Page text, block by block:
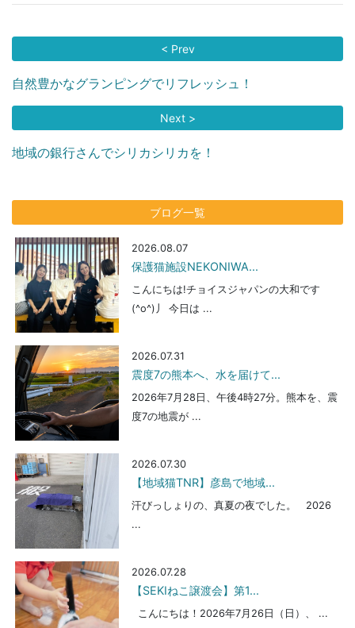
< Prev
自然豊かなグランピングでリフレッシュ！
Next >
地域の銀行さんでシリカシリカを！
ブログ一覧
2026.08.07
保護猫施設NEKONIWA...
こんにちは!チョイスジャパンの大和です
(^o^)丿 今日は ...
2026.07.31
震度7の熊本へ、水を届けて...
2026年7月28日、午後4時27分。熊本を、震
度7の地震が ...
2026.07.30
【地域猫TNR】彦島で地域...
汗びっしょりの、真夏の夜でした。 2026
...
2026.07.28
【SEKIねこ譲渡会】第1...
こんにちは！2026年7月26日（日）、 ...